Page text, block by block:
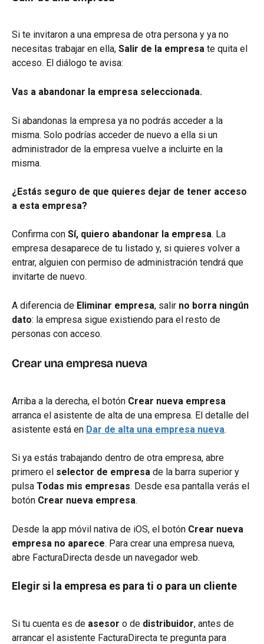
Si te invitaron a una empresa de otra persona y ya no
necesitas trabajar en ella, Salir de la empresa te quita el
acceso. El diálogo te avisa:
Vas a abandonar la empresa seleccionada.
Si abandonas la empresa ya no podrás acceder a la
misma. Solo podrías acceder de nuevo a ella si un
administrador de la empresa vuelve a incluirte en la
misma.
¿Estás seguro de que quieres dejar de tener acceso
a esta empresa?
Confirma con Sí, quiero abandonar la empresa. La
empresa desaparece de tu listado y, si quieres volver a
entrar, alguien con permiso de administración tendrá que
invitarte de nuevo.
A diferencia de Eliminar empresa, salir no borra ningún
dato: la empresa sigue existiendo para el resto de
personas con acceso.
Crear una empresa nueva
Arriba a la derecha, el botón Crear nueva empresa
arranca el asistente de alta de una empresa. El detalle del
asistente está en Dar de alta una empresa nueva.
Si ya estás trabajando dentro de otra empresa, abre
primero el selector de empresa de la barra superior y
pulsa Todas mis empresas. Desde esa pantalla verás el
botón Crear nueva empresa.
Desde la app móvil nativa de iOS, el botón Crear nueva
empresa no aparece. Para crear una empresa nueva,
abre FacturaDirecta desde un navegador web.
Elegir si la empresa es para ti o para un cliente
Si tu cuenta es de asesor o de distribuidor, antes de
arrancar el asistente FacturaDirecta te pregunta para